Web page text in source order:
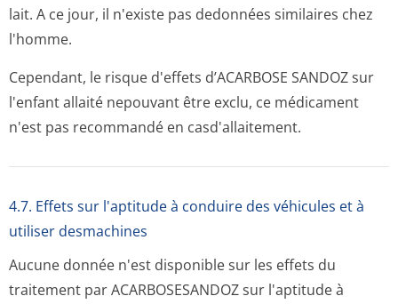
lait. A ce jour, il n'existe pas dedonnées similaires chez
l'homme.
Cependant, le risque d'effets d’ACARBOSE SANDOZ sur
l'enfant allaité nepouvant être exclu, ce médicament
n'est pas recommandé en casd'allaitement.
4.7. Effets sur l'aptitude à conduire des véhicules et à
utiliser desmachines
Aucune donnée n'est disponible sur les effets du
traitement par ACARBOSESANDOZ sur l'aptitude à